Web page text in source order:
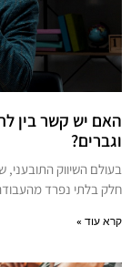
האם יש קשר בין
וגברים?
בעולם השיווק התובעני,
חלק בלתי נפרד
קרא עוד »